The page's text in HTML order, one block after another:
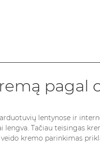
pagal
lentynose ir
Tačiau teisingas
kremo parinkimas